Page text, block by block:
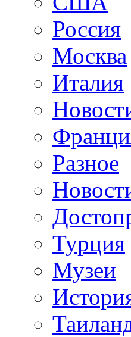
Россия
Москва
Италия
Разное
Турция
Музеи